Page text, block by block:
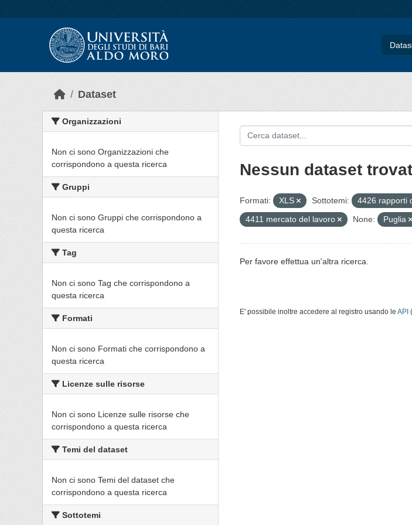
Dataset
Organizzazioni
Non ci sono Organizzazioni che
corrispondono a questa ricerca
Gruppi
Non ci sono Gruppi che corrispondono a
questa ricerca
Tag
Non ci sono Tag che corrispondono a
questa ricerca
Formati
Non ci sono Formati che corrispondono a
questa ricerca
Licenze sulle risorse
Non ci sono Licenze sulle risorse che
corrispondono a questa ricerca
Temi del dataset
Non ci sono Temi del dataset che
corrispondono a questa ricerca
Sottotemi
Nessun dataset
Formati: XLS Sottotemi:
4426 rapporti
4411 mercato del lavoro
None: Puglia
Per favore effettua un'altra ricerca.
E' possibile inoltre accedere al registro usando le API